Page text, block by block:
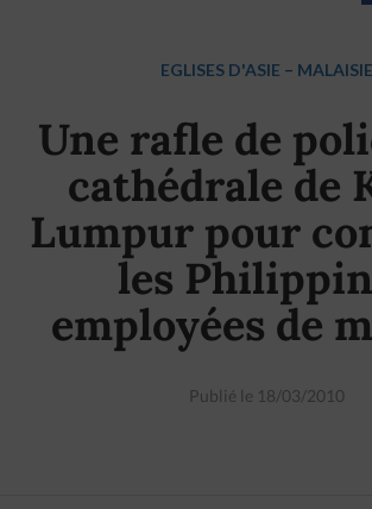
EGLISES D'ASIE – MALAISIE
Une rafle de
cathédrale de
Lumpur pour
les
employées de
Publié le 18/03/2010